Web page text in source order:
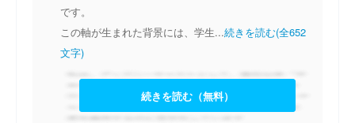
※自社調べ
です。
この軸が生まれた背景には、学生...続きを読む(全652
文字)
続きを読む（無料）